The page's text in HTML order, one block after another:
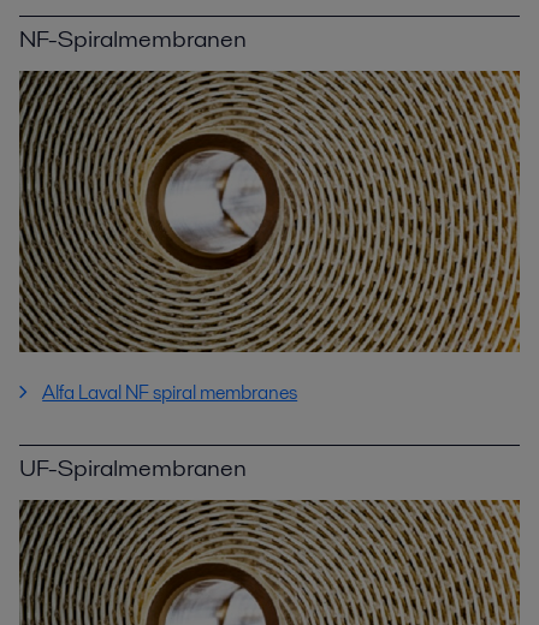
NF-Spiralmembranen
Alfa Laval NF spiral membranes
UF-Spiralmembranen